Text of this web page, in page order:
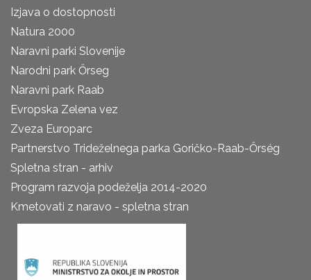
Izjava o dostopnosti
Natura 2000
Naravni parki Slovenije
Narodni park Őrseg
Naravni park Raab
Evropska Zelena vez
Zveza Europarc
Partnerstvo Trideželnega parka Goričko-Raab-Őrség
Spletna stran - arhiv
Program razvoja podeželja 2014-2020
Kmetovati z naravo - spletna stran